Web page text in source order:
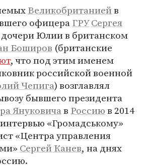
Великобританиейв
офицераГРУСергея
дочери Юлии в британском
Боширов (британские
, что под этим именем
российской военной
Чепига) возглавлял
бывшего президента
Януковичав Россиюв 2014
«Громадському»
«Центра управления
Сергей Канев, на днях